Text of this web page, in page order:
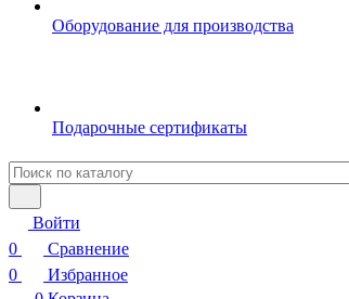
Оборудование для производства
Подарочные сертификаты
Войти
0
Сравнение
0
Избранное